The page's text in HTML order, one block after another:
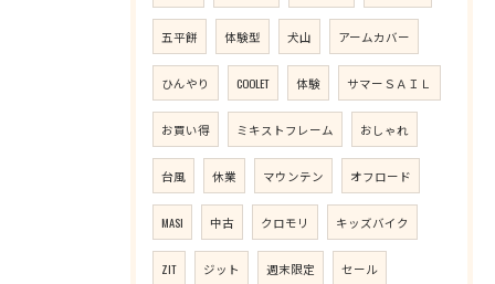
五平餅 体験型 犬山 アームカバー
ひんやり COOLET 体験 サマーＳＡＩＬ
お買い得 ミキストフレーム おしゃれ
台風 休業 マウンテン オフロード
MASI 中古 クロモリ キッズバイク
ZIT ジット 週末限定 セール